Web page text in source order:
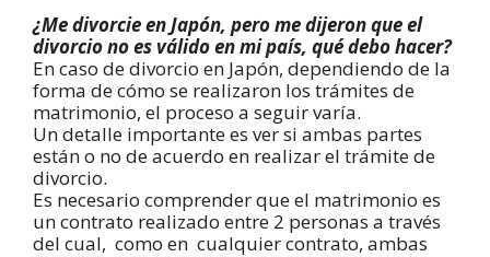
¿Me divorcie en Japón, pero me dijeron que el
divorcio no es válido en mi país, qué debo hacer?
En caso de divorcio en Japón, dependiendo de la
forma de cómo se realizaron los trámites de
matrimonio, el proceso a seguir varía.
Un detalle importante es ver si ambas partes
están o no de acuerdo en realizar el trámite de
divorcio.
Es necesario comprender que el matrimonio es
un contrato realizado entre 2 personas a través
del cual, como en cualquier contrato, ambas